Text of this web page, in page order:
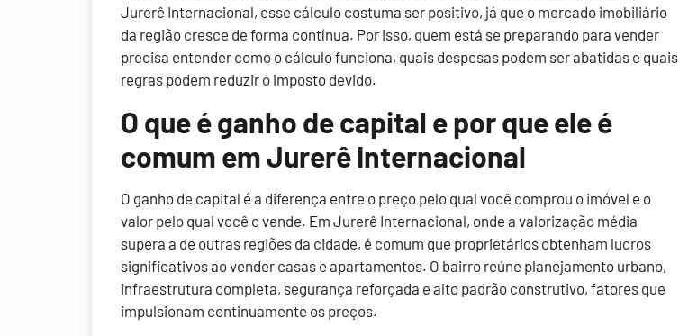
Jurerê Internacional, esse cálculo costuma ser positivo, já que o mercado imobiliário
da região cresce de forma contínua. Por isso, quem está se preparando para vender
precisa entender como o cálculo funciona, quais despesas podem ser abatidas e quais
regras podem reduzir o imposto devido.
O que é ganho de capital e por que ele é
comum em Jurerê Internacional
O ganho de capital é a diferença entre o preço pelo qual você comprou o imóvel e o
valor pelo qual você o vende. Em Jurerê Internacional, onde a valorização média
supera a de outras regiões da cidade, é comum que proprietários obtenham lucros
significativos ao vender casas e apartamentos. O bairro reúne planejamento urbano,
infraestrutura completa, segurança reforçada e alto padrão construtivo, fatores que
impulsionam continuamente os preços.